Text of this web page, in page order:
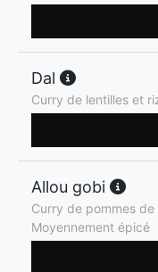
Dal
Curry de lentilles et
Allou gobi
Curry de pommes
Moyennement épicé